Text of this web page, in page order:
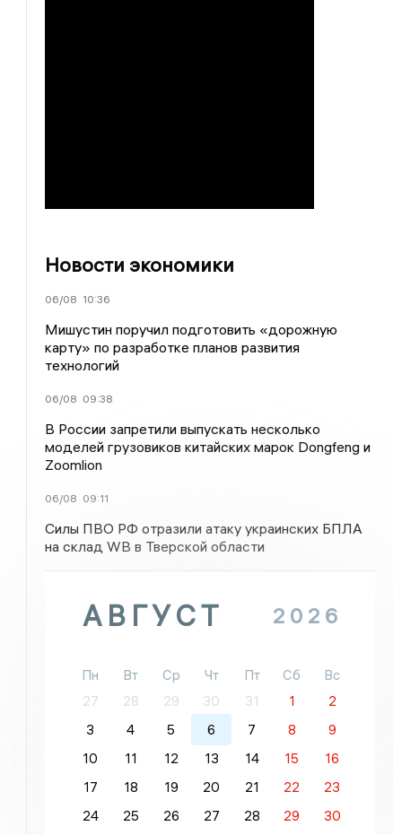
Новости экономики
06/08 10:36
Мишустин поручил подготовить «дорожную
карту» по разработке планов развития
технологий
06/08 09:38
В России запретили выпускать несколько
моделей грузовиков китайских марок Dongfeng и
Zoomlion
06/08 09:11
Силы ПВО РФ отразили атаку украинских БПЛА
на склад WB в Тверской области
АВГУСТ 2026
Пн Вт Ср Чт Пт Сб
Вс
27
28 29 30 31 1
2
3
4 5 6 7 8
9
10
11 12 13 14 15
16
17
18 19 20 21 22
23
24
25 26 27 28 29
30